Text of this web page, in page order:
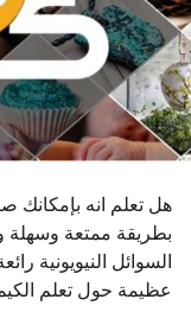
م
ن
ذ
هل تعلم انه
بطريقة ممتعة وسهلة
السوائل النيويونية
عظيمة حول تعلم